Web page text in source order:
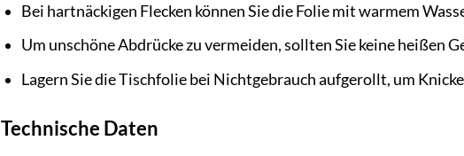
Bei hartnäckigen Flecken können Sie die Folie mit warmem
Um unschöne Abdrücke zu vermeiden, sollten Sie keine heißen
Lagern Sie die Tischfolie bei Nichtgebrauch aufgerollt, um
Technische Daten